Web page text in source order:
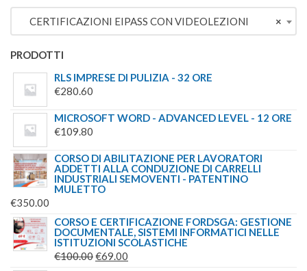
ERA:
€149.00.
È:
€139.00.
×
CERTIFICAZIONI EIPASS CON VIDEOLEZIONI
PRODOTTI
RLS IMPRESE DI PULIZIA - 32 ORE
€280.60
MICROSOFT WORD - ADVANCED LEVEL - 12 ORE
€109.80
CORSO DI ABILITAZIONE PER LAVORATORI
ADDETTI ALLA CONDUZIONE DI CARRELLI
INDUSTRIALI SEMOVENTI - PATENTINO
MULETTO
€350.00
CORSO E CERTIFICAZIONE FORDSGA: GESTIONE
DOCUMENTALE, SISTEMI INFORMATICI NELLE
ISTITUZIONI SCOLASTICHE
€100.00IL
€69.00